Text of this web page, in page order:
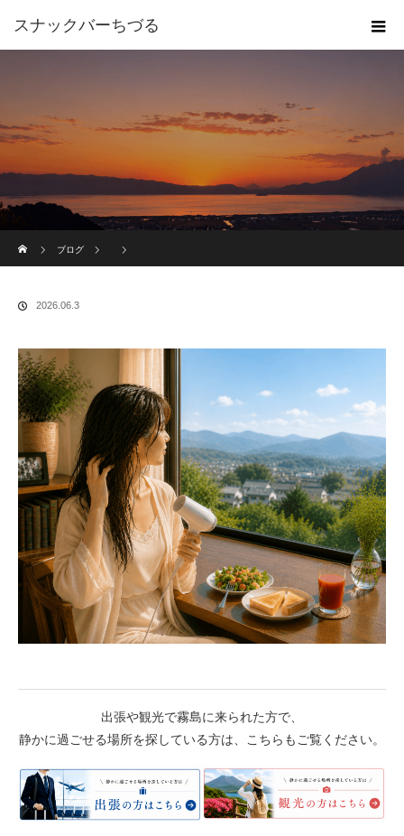
スナックバーちづる
ブログ
2026.06.3
出張や観光で霧島に来られた方で、
静かに過ごせる場所を探している方は、こちらもご覧ください。